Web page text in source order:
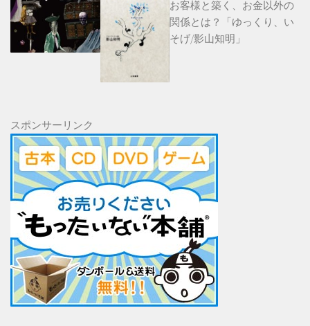
お客様と築く、お金以外の
関係とは？「ゆっくり、い
そげ/影山知明」
スポンサーリンク